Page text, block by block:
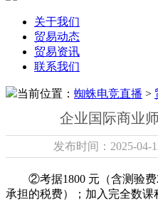
关于我们
贸易动态
贸易资讯
联系我们
当前位置： 蜘蛛电竞直播 >
企业国际商业
发布时间：2025-
②考据1800 元（含测验费
承担的税费）；加入完全数